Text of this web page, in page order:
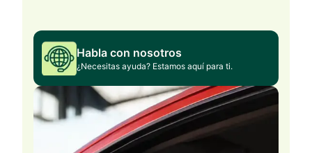
Habla con nosotros
¿Necesitas ayuda? Estamos aquí para ti.